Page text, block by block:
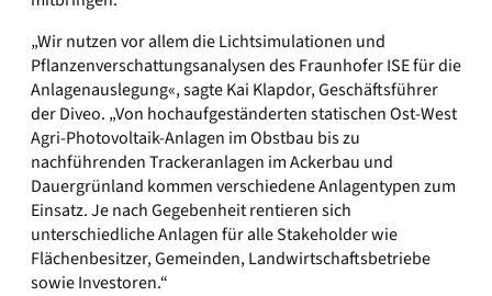
„Wir nutzen vor allem die Lichtsimulationen und
Pflanzenverschattungsanalysen des Fraunhofer ISE für die
Anlagenauslegung«, sagte Kai Klapdor, Geschäftsführer
der Diveo. „Von hochaufgeständerten statischen Ost-West
Agri-Photovoltaik-Anlagen im Obstbau bis zu
nachführenden Trackeranlagen im Ackerbau und
Dauergrünland kommen verschiedene Anlagentypen zum
Einsatz. Je nach Gegebenheit rentieren sich
unterschiedliche Anlagen für alle Stakeholder wie
Flächenbesitzer, Gemeinden, Landwirtschaftsbetriebe
sowie Investoren.“